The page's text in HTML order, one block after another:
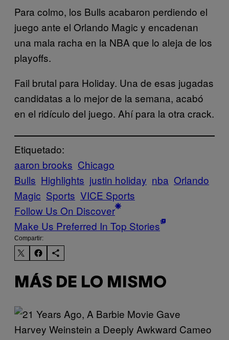
Para colmo, los Bulls acabaron perdiendo el
juego ante el Orlando Magic y encadenan
una mala racha en la NBA que lo aleja de los
playoffs.
Fail brutal para Holiday. Una de esas jugadas
candidatas a lo mejor de la semana, acabó
en el ridículo del juego. Ahí para la otra crack.
Etiquetado:
aaron brooks Chicago
Bulls Highlights justin holiday nba Orlando
Magic Sports VICE Sports
Follow Us On Discover
Make Us Preferred In Top Stories
Compartir:
MÁS DE LO MISMO